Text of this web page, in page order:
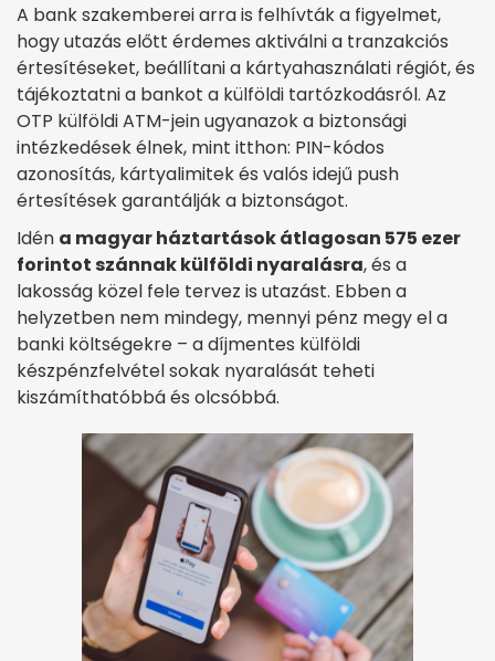
A bank szakemberei arra is felhívták a figyelmet,
hogy utazás előtt érdemes aktiválni a tranzakciós
értesítéseket, beállítani a kártyahasználati régiót, és
tájékoztatni a bankot a külföldi tartózkodásról. Az
OTP külföldi ATM-jein ugyanazok a biztonsági
intézkedések élnek, mint itthon: PIN-kódos
azonosítás, kártyalimitek és valós idejű push
értesítések garantálják a biztonságot.
Idén a magyar háztartások átlagosan 575 ezer
forintot szánnak külföldi nyaralásra, és a
lakosság közel fele tervez is utazást. Ebben a
helyzetben nem mindegy, mennyi pénz megy el a
banki költségekre – a díjmentes külföldi
készpénzfelvétel sokak nyaralását teheti
kiszámíthatóbbá és olcsóbbá.